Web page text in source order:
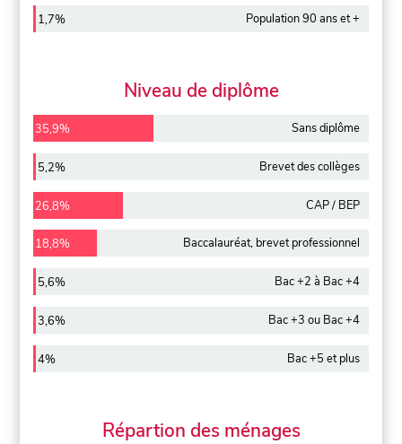
1,7% Population 90 ans et +
Niveau de diplôme
35,9% Sans diplôme
5,2% Brevet des collèges
26,8% CAP / BEP
18,8% Baccalauréat, brevet professionnel
5,6% Bac +2 à Bac +4
3,6% Bac +3 ou Bac +4
4% Bac +5 et plus
Répartion des ménages